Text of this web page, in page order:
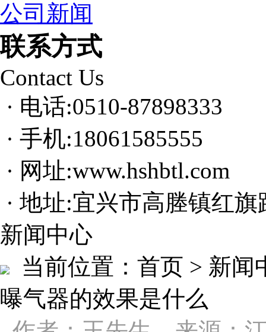
公司新闻
联系方式
Contact Us
· 电话:0510-87898333
· 手机:18061585555
· 网址:www.hshbtl.com
· 地址:宜兴市高塍镇红旗
新闻中心
当前位置： 首页 > 新闻
曝气器的效果是什么